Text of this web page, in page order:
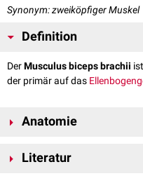
Synonym: zweiköpfiger Muskel
Definition
DerMusculus biceps brachii
der primär auf das
Anatomie
Haussäugetieren
Literatur